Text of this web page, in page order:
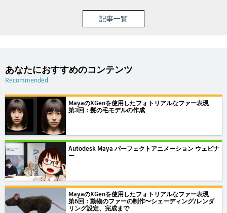
記事一覧
あなたにおすすめのコンテンツ
Recommended
MayaのXGenを使用したフォトリアルなファー表現
第3回：髪の毛モデルの作成
Autodesk Maya パーフェクトアニメーション ウェビナ
ー
MayaのXGenを使用したフォトリアルなファー表現
第6回：動物のファーの制作〜シェーディング/レンダ
リング設定、完成まで